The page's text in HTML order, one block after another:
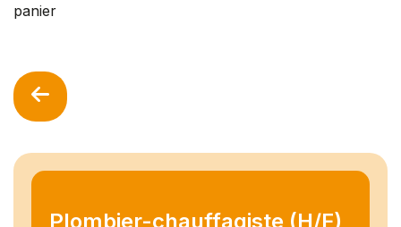
Plombier-chauffagiste (H/F)
panier